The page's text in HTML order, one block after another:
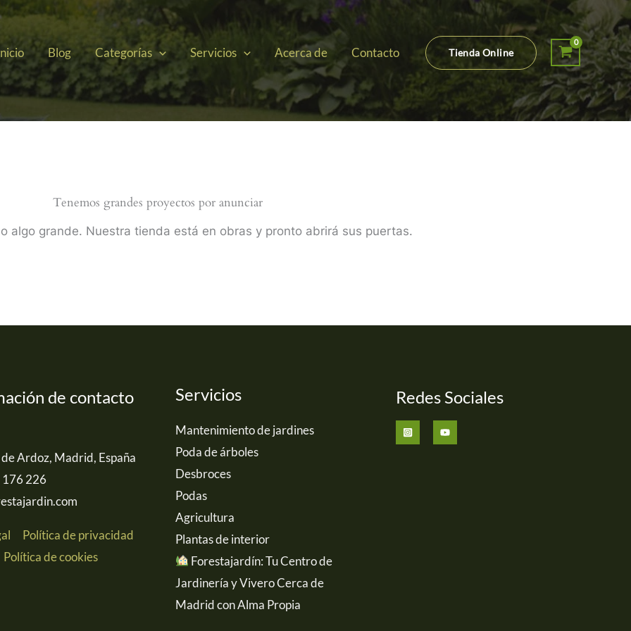
Blog Categorías Servicios Acerca de Contacto Tienda Online
Tenemos grandes proyectos por anunciar
algo grande. Nuestra tienda está en obras y pronto abrirá sus puertas.
de contacto
Ardoz, Madrid, España
226
Política de privacidad
Política de cookies
Servicios
Mantenimiento de jardines
Poda de árboles
Desbroces
Podas
Agricultura
Plantas de interior
Forestajardín: Tu Centro de
Jardinería y Vivero Cerca de
Madrid con Alma Propia
Redes Sociales